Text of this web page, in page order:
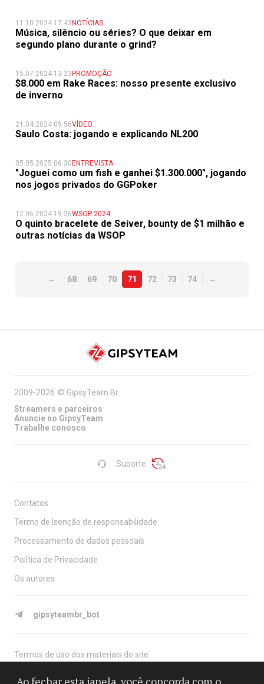
11.10.2024 17:43 NOTÍCIAS
Música, silêncio ou séries? O que deixar em
segundo plano durante o grind?
15.07.2024 13:23 PROMOÇÃO
$8.000 em Rake Races: nosso presente exclusivo
de inverno
21.04.2024 09:56VÍDEO
Saulo Costa: jogando e explicando NL200
05.05.2025 06:30 ENTREVISTA
"Joguei como um fish e ganhei $1.300.000", jogando
nos jogos privados do GGPoker
12.06.2024 19:26WSOP 2024
O quinto bracelete de Seiver, bounty de $1 milhão e
outras notícias da WSOP
← 68 69 70 71 72 73 74 →
Suporte
2009-2026 © GipsyTeam.Br
Streamers e parceiros
Anuncie no GipsyTeam
Trabalhe conosco
Termos de uso dos materiais do site
Contatos
Termo de Isenção de responsabilidade
Processamento de dados pessoais
Política de Privacidade
Os autores
gipsyteambr_bot
Ao fechar esta janela, você concorda com o